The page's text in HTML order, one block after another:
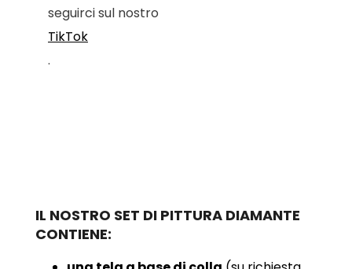
seguirci sul nostro
TikTok
.
IL NOSTRO SET DI PITTURA DIAMANTE
CONTIENE: